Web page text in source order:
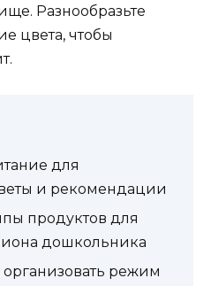
Разнообразьте
цвета, чтобы
для
и рекомендации
продуктов для
дошкольника
режим